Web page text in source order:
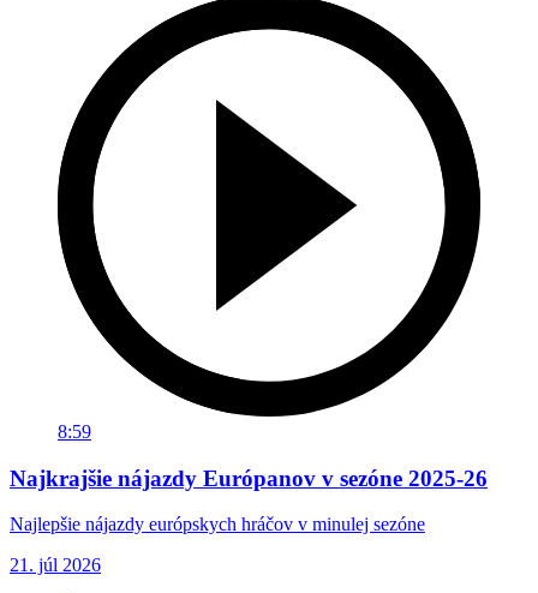
8:59
Najkrajšie nájazdy Európanov v sezóne 2025-26
Najlepšie nájazdy európskych hráčov v minulej sezóne
21. júl 2026